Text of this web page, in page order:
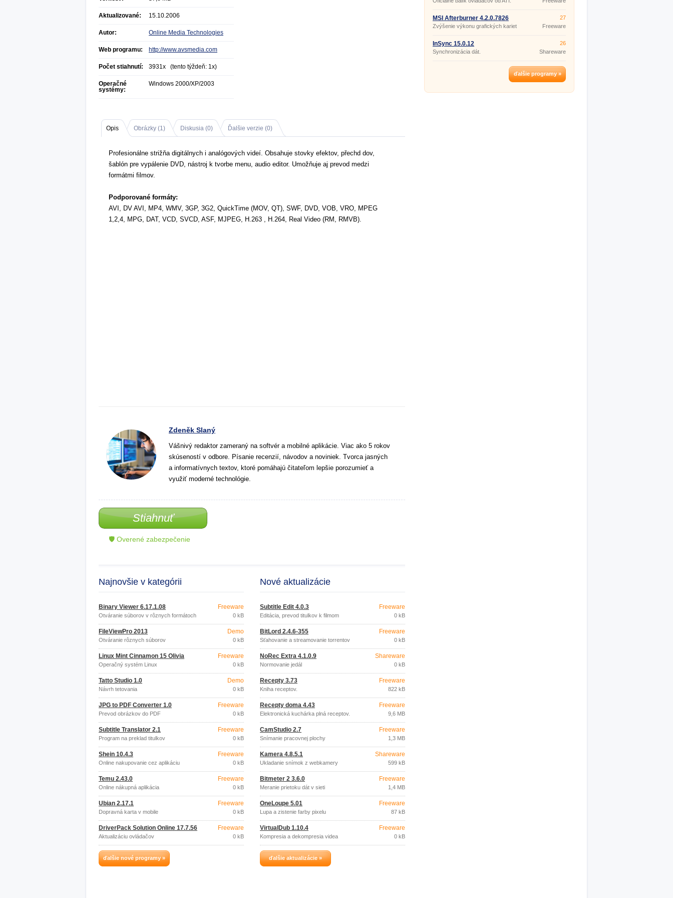
Aktualizované: 15.10.2006
Autor: Online Media Technologies
Web programu: http://www.avsmedia.com
Počet stiahnutí: 3931x (tento týždeň: 1x)
Operačné
systémy:
Windows 2000/XP/2003
Opis Obrázky (1) Diskusia (0) Ďalšie verzie (0)
Profesionálne strižňa digitálnych i analógových videí. Obsahuje stovky efektov, přechd dov,
šablón pre vypálenie DVD, nástroj k tvorbe menu, audio editor. Umožňuje aj prevod medzi
formátmi filmov.
Podporované formáty:
AVI, DV AVI, MP4, WMV, 3GP, 3G2, QuickTime (MOV, QT), SWF, DVD, VOB, VRO, MPEG
1,2,4, MPG, DAT, VCD, SVCD, ASF, MJPEG, H.263 , H.264, Real Video (RM, RMVB).
Zdeněk Slaný
Vášnivý redaktor zameraný na softvér a mobilné aplikácie. Viac ako 5 rokov
skúseností v odbore. Písanie recenzií, návodov a noviniek. Tvorca jasných
a informatívnych textov, ktoré pomáhajú čitateľom lepšie porozumieť a
využiť moderné technológie.
Stiahnuť
🛡 Overené zabezpečenie
Najnovšie v kategórii
Binary Viewer 6.17.1.08
Otváranie súborov v rôznych formátoch
Freeware
0 kB
FileViewPro 2013
Otváranie rôznych súborov
Demo
0 kB
Linux Mint Cinnamon 15 Olivia
Operačný systém Linux
Freeware
0 kB
Tatto Studio 1.0
Návrh tetovania
Demo
0 kB
JPG to PDF Converter 1.0
Prevod obrázkov do PDF
Freeware
0 kB
Subtitle Translator 2.1
Program na preklad titulkov
Freeware
0 kB
Shein 10.4.3
Online nakupovanie cez aplikáciu
Freeware
0 kB
Temu 2.43.0
Online nákupná aplikácia
Freeware
0 kB
Ubian 2.17.1
Dopravná karta v mobile
Freeware
0 kB
DriverPack Solution Online 17.7.56
Aktualizáciu ovládačov
Freeware
0 kB
ďalšie nové programy »
Nové aktualizácie
Subtitle Edit 4.0.3
Editácia, prevod titulkov k filmom
Freeware
0 kB
BitLord 2.4.6-355
Sťahovanie a streamovanie torrentov
Freeware
0 kB
NoRec Extra 4.1.0.9
Normovanie jedál
Shareware
0 kB
Recepty 3.73
Kniha receptov.
Freeware
822 kB
Recepty doma 4.43
Elektronická kuchárka plná receptov.
Freeware
9,6 MB
CamStudio 2.7
Snímanie pracovnej plochy
Freeware
1,3 MB
Kamera 4.8.5.1
Ukladanie snímok z webkamery
Shareware
599 kB
Bitmeter 2 3.6.0
Meranie prietoku dát v sieti
Freeware
1,4 MB
OneLoupe 5.01
Lupa a zistenie farby pixelu
Freeware
87 kB
VirtualDub 1.10.4
Kompresia a dekompresia videa
Freeware
0 kB
ďalšie aktualizácie »
MSI Afterburner 4.2.0.7826
Zvýšenie výkonu grafických kariet
27
Freeware
InSync 15.0.12
Synchronizácia dát.
26
Shareware
ďalšie programy »